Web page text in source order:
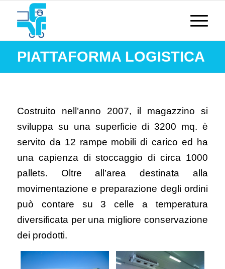
PIATTAFORMA LOGISTICA
Costruito nell’anno 2007, il magazzino si
sviluppa su una superficie di 3200 mq. è
servito da 12 rampe mobili di carico ed ha
una capienza di stoccaggio di circa 1000
pallets. Oltre all’area destinata alla
movimentazione e preparazione degli ordini
può contare su 3 celle a temperatura
diversificata per una migliore conservazione
dei prodotti.